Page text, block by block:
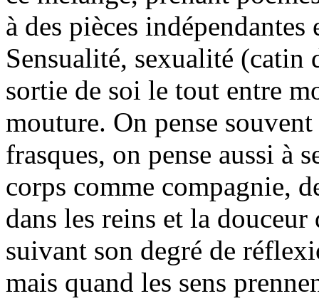
à des pièces indépendantes
Sensualité, sexualité (catin
sortie de soi le tout entre
mouture. On pense
frasques, on pense aussi à
corps comme compagnie,
dans les reins et la
suivant son degré de
mais quand les sens